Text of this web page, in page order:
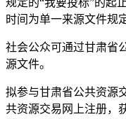
规定的“我要投标”的起
时间为单一来源文件规
社会公众可通过甘肃省
源文件。
拟参与甘肃省公共资源
共资源交易网上注册，